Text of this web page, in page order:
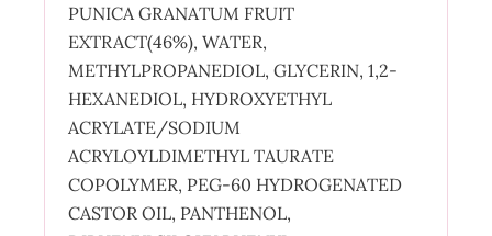
PUNICA GRANATUM FRUIT
EXTRACT(46%), WATER,
METHYLPROPANEDIOL, GLYCERIN, 1,2-
HEXANEDIOL, HYDROXYETHYL
ACRYLATE/SODIUM
ACRYLOYLDIMETHYL TAURATE
COPOLYMER, PEG-60 HYDROGENATED
CASTOR OIL, PANTHENOL,